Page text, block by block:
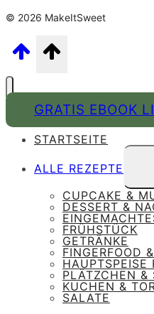
© 2026 MakeItSweet
GRATIS EBOOK
STARTSEITE
ALLE REZEPTE
CUPCAKE &
DESSERT &
FRÜHSTÜCK
GETRÄNKE
FINGERFOOD
HAUPTSPEISE
PLÄTZCHEN &
KUCHEN &
SALATE